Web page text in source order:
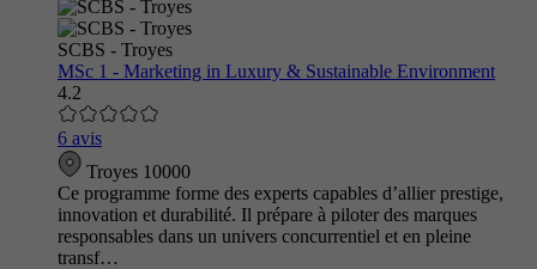
SCBS - Troyes
MSc 1 - Marketing in Luxury & Sustainable Environment
4.2
6 avis
Troyes 10000
Ce programme forme des experts capables d’allier prestige,
innovation et durabilité. Il prépare à piloter des marques
responsables dans un univers concurrentiel et en pleine
transf…